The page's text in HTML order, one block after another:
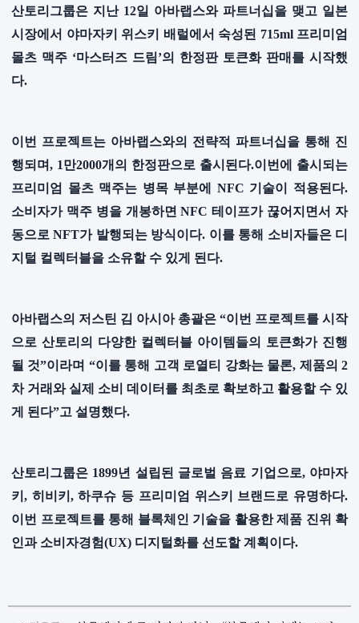
산토리그룹은 지난 12일 아바랩스와 파트너십을 맺고 일본
시장에서 야마자키 위스키 배럴에서 숙성된 715ml 프리미엄
몰츠 맥주 ‘마스터즈 드림’의 한정판 토큰화 판매를 시작했
다.
이번 프로젝트는 아바랩스와의 전략적 파트너십을 통해 진
행되며, 1만2000개의 한정판으로 출시된다.이번에 출시되는
프리미엄 몰츠 맥주는 병목 부분에 NFC 기술이 적용된다.
소비자가 맥주 병을 개봉하면 NFC 테이프가 끊어지면서 자
동으로 NFT가 발행되는 방식이다. 이를 통해 소비자들은 디
지털 컬렉터블을 소유할 수 있게 된다.
아바랩스의 저스틴 김 아시아 총괄은 “이번 프로젝트를 시작
으로 산토리의 다양한 컬렉터블 아이템들의 토큰화가 진행
될 것”이라며 “이를 통해 고객 로열티 강화는 물론, 제품의 2
차 거래와 실제 소비 데이터를 최초로 확보하고 활용할 수 있
게 된다”고 설명했다.
산토리그룹은 1899년 설립된 글로벌 음료 기업으로, 야마자
키, 히비키, 하쿠슈 등 프리미엄 위스키 브랜드로 유명하다.
이번 프로젝트를 통해 블록체인 기술을 활용한 제품 진위 확
인과 소비자경험(UX) 디지털화를 선도할 계획이다.